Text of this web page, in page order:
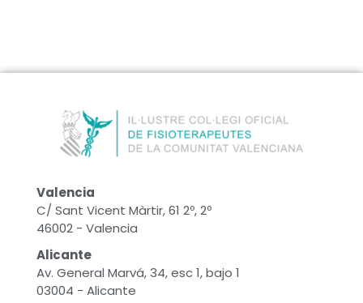
Valencia
C/ Sant Vicent Màrtir, 61 2º, 2º
46002 - Valencia
Alicante
Av. General Marvá, 34, esc 1, bajo 1
03004 - Alicante